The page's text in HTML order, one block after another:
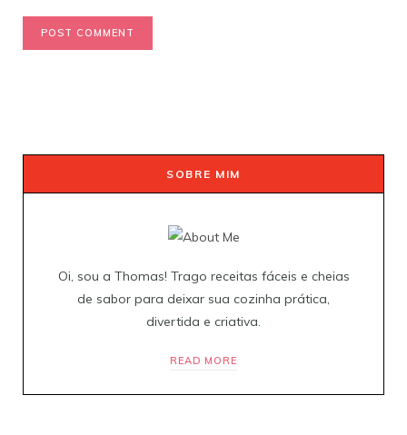
SOBRE MIM
Oi, sou a Thomas! Trago receitas fáceis e cheias
de sabor para deixar sua cozinha prática,
divertida e criativa.
READ MORE